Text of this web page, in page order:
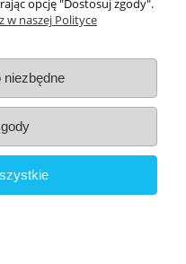
Commerce Sp. z o.o.
opcję "Dostosuj zgody".
w naszej Polityce